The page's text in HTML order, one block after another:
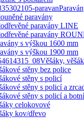
paravány
paravány LINE
paravány
s výškou 1600 mm
s výškou 1900 mm
Věšáky,
stěny bez police
stěny s policí
stěny s policí a
stěny s policí a
celokovové
kov/dřevo